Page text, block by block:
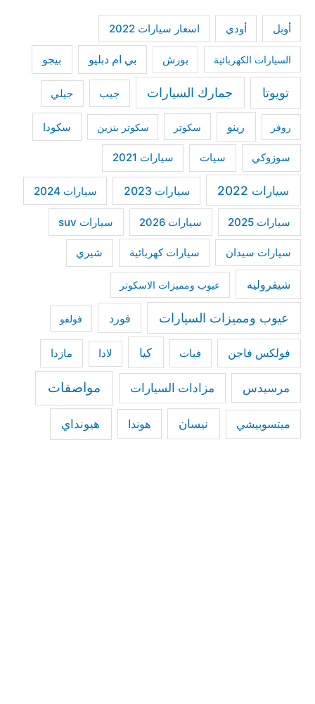
f
o
:
أوبل أودي اسعار سيارات 2022
السيارات الكهربائية بورش بي ام دبليو بيجو
تويوتا جمارك السيارات جيب جيلي
روفر رينو سكوتر سكوتر بنزين سكودا
سوزوكي سيات سيارات 2021
سيارات 2022 سيارات 2023 سيارات 2024
سيارات 2025 سيارات 2026 سيارات suv
سيارات سيدان سيارات كهربائية شيري
شيفروليه عيوب ومميزات الاسكوتر
عيوب ومميزات السيارات فورد فولفو
فولكس فاجن فيات كيا لادا مازدا
مرسيدس مزادات السيارات مواصفات
ميتسوبيشي نيسان هوندا هيونداي